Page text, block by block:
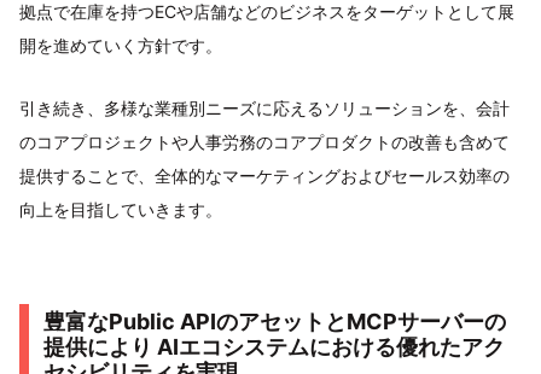
拠点で在庫を持つECや店舗などのビジネスをターゲットとして展
開を進めていく方針です。
引き続き、多様な業種別ニーズに応えるソリューションを、会計
のコアプロジェクトや人事労務のコアプロダクトの改善も含めて
提供することで、全体的なマーケティングおよびセールス効率の
向上を目指していきます。
豊富なPublic APIのアセットとMCPサーバーの
提供により AIエコシステムにおける優れたアク